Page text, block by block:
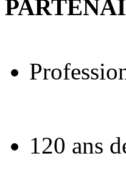
120 ans